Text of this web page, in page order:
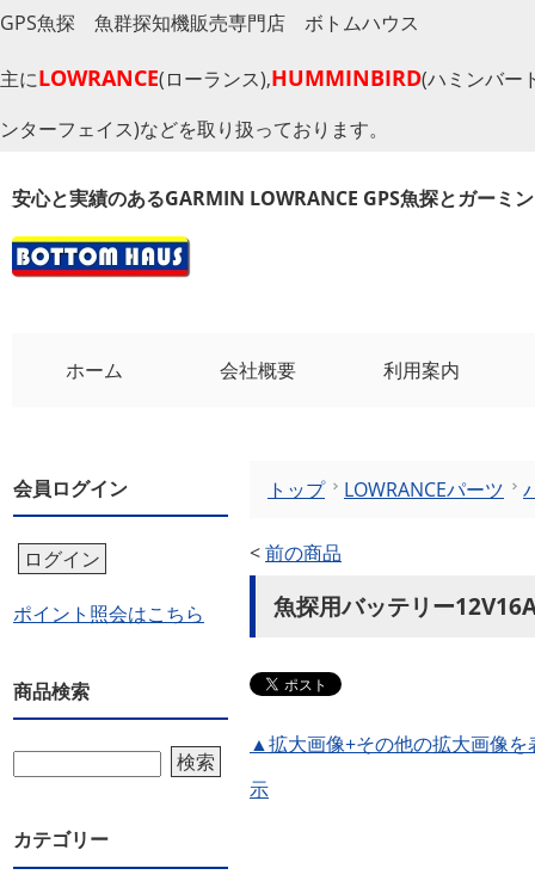
GPS魚探 魚群探知機販売専門店 ボトムハウス
主にLOWRANCE(ローランス),HUMMINBIRD(ハミンバー
ンターフェイス)などを取り扱っております。
安心と実績のあるGARMIN LOWRANCE GPS魚探とガーミ
ホーム 会社概要 利用案内
会員ログイン
ログイン
ポイント照会はこちら
商品検索
検索
カテゴリー
トップ LOWRANCEパーツ
<前の商品
魚探用バッテリー
▲拡大画像+その他の拡大画像を
示